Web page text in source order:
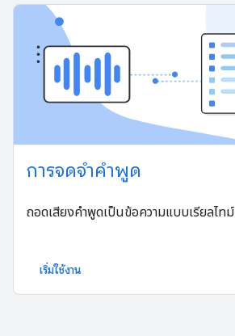
การจดจำคำพูด
ถอดเสียงคำพูดเป็นข้อความแบบเรียลไทม์
เริ่มใช้งาน